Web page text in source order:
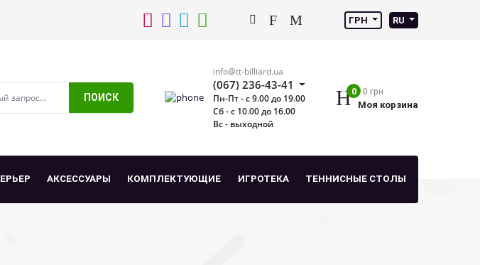
ГРН RU
ПОИСК
info@tt-billiard.ua
(067) 236-43-41
Пн-Пт - с 9.00 до 19.00
Сб - с 10.00 до 16.00
Вс - выходной
0 0 грн
Моя корзина
АКСЕССУАРЫ КОМПЛЕКТУЮЩИЕ ИГРОТЕКА ТЕННИСНЫЕ СТОЛЫ